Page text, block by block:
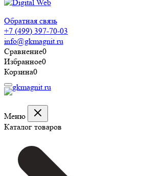
Обратная связь
+7 (499) 397-70-03
info@gkmagnit.ru
Сравнение0
Избранное0
Корзина0
Меню
Каталог товаров